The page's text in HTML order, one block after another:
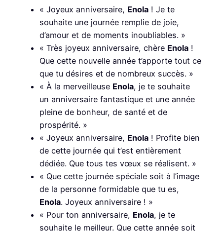
« Joyeux anniversaire, Enola ! Je te
souhaite une journée remplie de joie,
d’amour et de moments inoubliables. »
« Très joyeux anniversaire, chère Enola !
Que cette nouvelle année t’apporte tout ce
que tu désires et de nombreux succès. »
« À la merveilleuse Enola, je te souhaite
un anniversaire fantastique et une année
pleine de bonheur, de santé et de
prospérité. »
« Joyeux anniversaire, Enola ! Profite bien
de cette journée qui t’est entièrement
dédiée. Que tous tes vœux se réalisent. »
« Que cette journée spéciale soit à l’image
de la personne formidable que tu es,
Enola. Joyeux anniversaire ! »
« Pour ton anniversaire, Enola, je te
souhaite le meilleur. Que cette année soit